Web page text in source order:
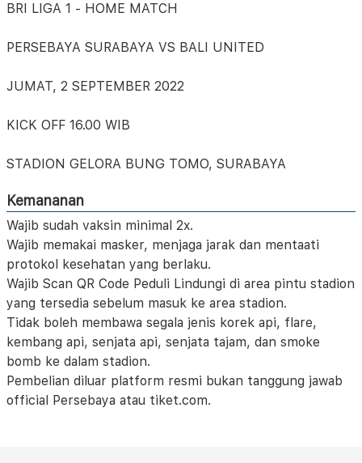
BRI LIGA 1 - HOME MATCH
PERSEBAYA SURABAYA VS BALI UNITED
JUMAT, 2 SEPTEMBER 2022
KICK OFF 16.00 WIB
STADION GELORA BUNG TOMO, SURABAYA
Kemananan
Wajib sudah vaksin minimal 2x.
Wajib memakai masker, menjaga jarak dan mentaati
protokol kesehatan yang berlaku.
Wajib Scan QR Code Peduli Lindungi di area pintu stadion
yang tersedia sebelum masuk ke area stadion.
Tidak boleh membawa segala jenis korek api, flare,
kembang api, senjata api, senjata tajam, dan smoke
bomb ke dalam stadion.
Pembelian diluar platform resmi bukan tanggung jawab
official Persebaya atau tiket.com.